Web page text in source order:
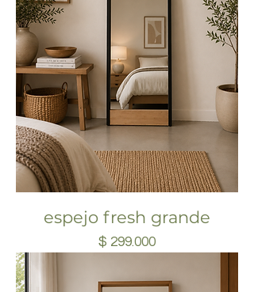
espejo fresh grande
Precio
$ 299.000